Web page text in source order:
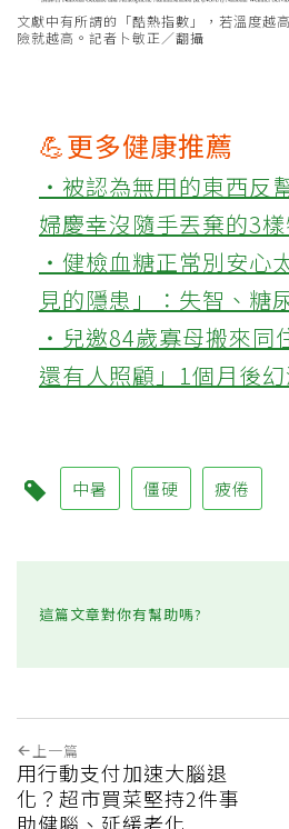
文獻中有所謂的「酷熱指數」，若溫度越
險就越高。記者卜敏正／翻攝
💪更多健康推薦
‧被認為無用的東西反
婦慶幸沒隨手丟棄的3
‧健檢血糖正常別安心
見的隱患」：失智、糖
‧兒邀84歲寡母搬來同
還有人照顧」1個月後
中暑 僵硬 疲倦
這篇文章對你有幫助嗎?
上一篇
用行動支付加速大腦退
化？超市買菜堅持2件事
助健腦、延緩老化